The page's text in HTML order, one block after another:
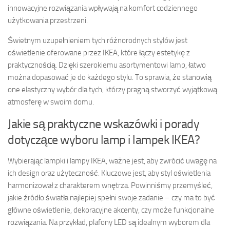
innowacyjne rozwiązania wpływają na komfort codziennego
użytkowania przestrzeni.
Świetnym uzupełnieniem tych różnorodnych stylów jest
oświetlenie oferowane przez IKEA, które łączy estetykę z
praktycznością. Dzięki szerokiemu asortymentowi lamp, łatwo
można dopasować je do każdego stylu. To sprawia, że stanowią
one elastyczny wybór dla tych, którzy pragną stworzyć wyjątkową
atmosferę w swoim domu.
Jakie są praktyczne wskazówki i porady
dotyczące wyboru lamp i lampek IKEA?
Wybierając lampki i lampy IKEA, ważne jest, aby zwrócić uwagę na
ich design oraz użyteczność. Kluczowe jest, aby styl oświetlenia
harmonizował z charakterem wnętrza. Powinniśmy przemyśleć,
jakie źródło światła najlepiej spełni swoje zadanie – czy ma to być
główne oświetlenie, dekoracyjne akcenty, czy może funkcjonalne
rozwiązania. Na przykład, plafony LED są idealnym wyborem dla